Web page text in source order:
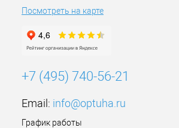
Посмотреть на карте
+7 (495) 740-56-21
Email: info@optuha.ru
График работы